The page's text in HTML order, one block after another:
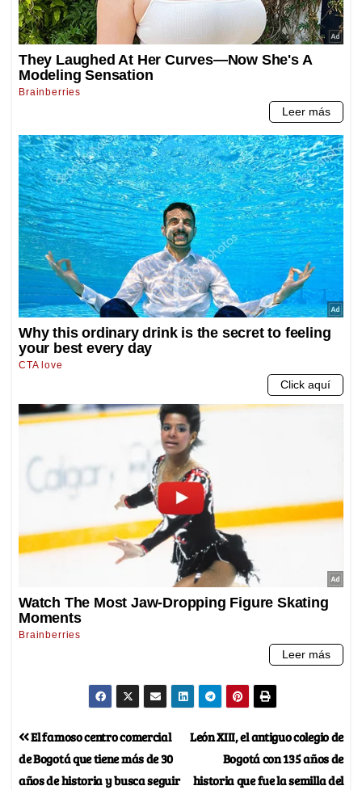
León XIII, el antiguo colegio de
Bogotá con 135 años de
historia que fue la semilla del
El famoso centro comercial
de Bogotá que tiene más de 30
años de historia y busca seguir